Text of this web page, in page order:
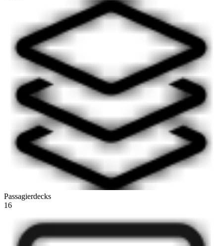
Passagierdecks
16